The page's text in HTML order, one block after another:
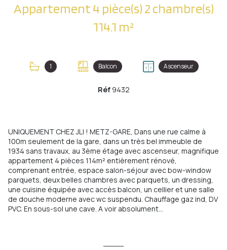
Appartement 4 pièce(s) 2 chambre(s)
114.1 m²
1 Balcon Ascenseur
Réf 9432
UNIQUEMENT CHEZ JLI ! METZ-GARE, Dans une rue calme à
100m seulement de la gare, dans un très bel immeuble de
1934 sans travaux, au 3ème étage avec ascenseur, magnifique
appartement 4 pièces 114m² entièrement rénové,
comprenant entrée, espace salon-séjour avec bow-window
parquets, deux belles chambres avec parquets, un dressing,
une cuisine équipée avec accès balcon, un cellier et une salle
de douche moderne avec wc suspendu. Chauffage gaz ind, DV
PVC. En sous-sol une cave. A voir absolument...